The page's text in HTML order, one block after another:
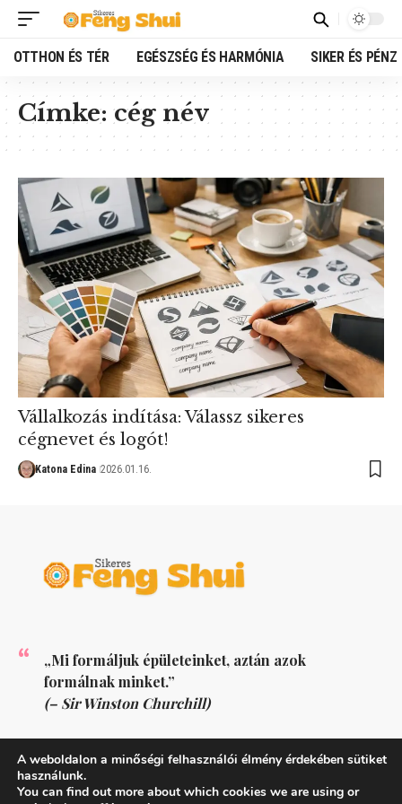
OTTHON ÉS TÉR EGÉSZSÉG ÉS HARMÓNIA SIKER ÉS PÉNZ
Címke:cég név
Vállalkozás indítása: Válassz sikeres
cégnevet és logót!
Katona Edina 2026.01.16.
„Mi formáljuk épületeinket, aztán azok
formálnak minket.”
(– Sir Winston Churchill)
A weboldalon a minőségi felhasználói élmény érdekében sütiket
használunk.
You can find out more about which cookies we are using or